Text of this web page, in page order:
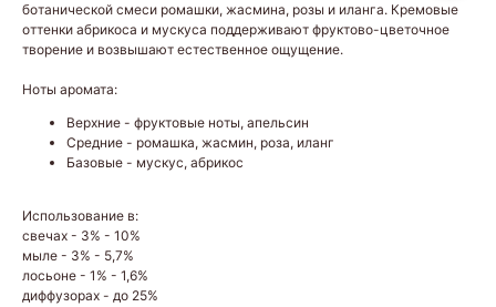
ботанической смеси ромашки, жасмина, розы и иланга. Кремовые
оттенки абрикоса и мускуса поддерживают фруктово-цветочное
творение и возвышают естественное ощущение.
Ноты аромата:
Верхние - фруктовые ноты, апельсин
Средние - ромашка, жасмин, роза, иланг
Базовые - мускус, абрикос
Использование в:
свечах - 3% - 10%
мыле - 3% - 5,7%
лосьоне - 1% - 1,6%
диффузорах - до 25%